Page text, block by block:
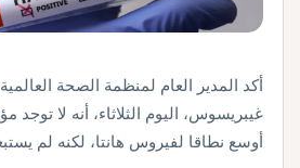
أكد المدير العام لمنظمة الصحة
غيبريسوس، اليوم الثلاثاء، أنه لا
أوسع نطاقا لفيروس هانتا، لكنه لم